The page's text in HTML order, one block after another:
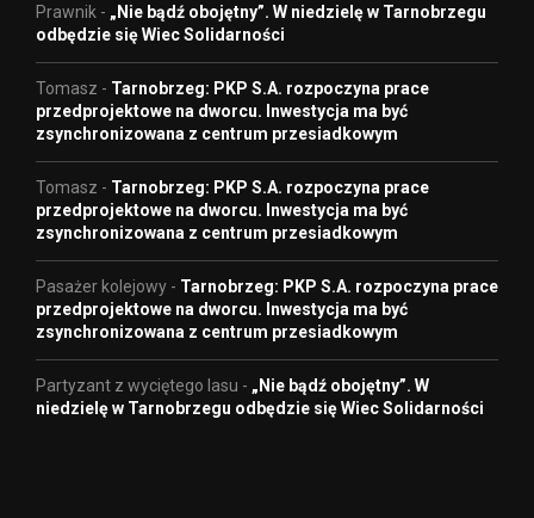
Prawnik - „Nie bądź obojętny”. W niedzielę w Tarnobrzegu
odbędzie się Wiec Solidarności
Tomasz - Tarnobrzeg: PKP S.A. rozpoczyna prace
przedprojektowe na dworcu. Inwestycja ma być
zsynchronizowana z centrum przesiadkowym
Tomasz - Tarnobrzeg: PKP S.A. rozpoczyna prace
przedprojektowe na dworcu. Inwestycja ma być
zsynchronizowana z centrum przesiadkowym
Pasażer kolejowy - Tarnobrzeg: PKP S.A. rozpoczyna prace
przedprojektowe na dworcu. Inwestycja ma być
zsynchronizowana z centrum przesiadkowym
Partyzant z wyciętego lasu - „Nie bądź obojętny”. W
niedzielę w Tarnobrzegu odbędzie się Wiec Solidarności